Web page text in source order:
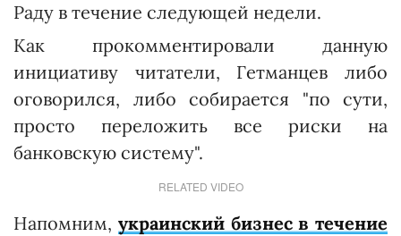
Раду в течение следующей недели.
Как прокомментировали данную
инициативу читатели, Гетманцев либо
оговорился, либо собирается "по сути,
просто переложить все риски на
банковскую систему".
RELATED VIDEO
Напомним, украинский бизнес в течение